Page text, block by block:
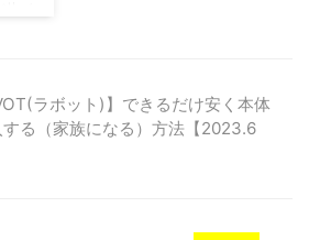
、片
シに
にな
う
ラボット)】できるだけ安く本体
する（家族になる）方法【2023.6